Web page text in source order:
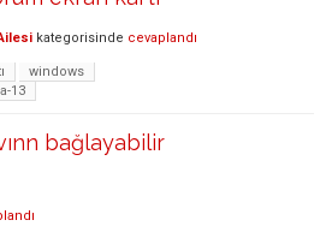
kategorisinde cevaplandı
windows
13
bağlayabilir